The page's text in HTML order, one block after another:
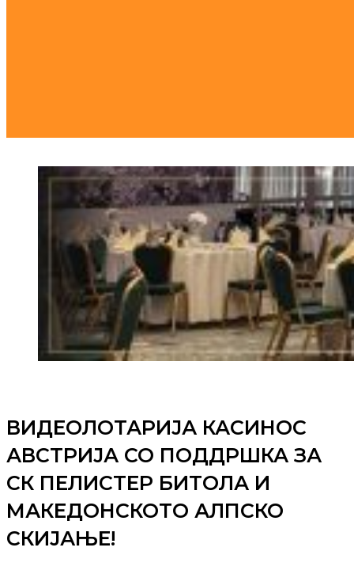
ВИДЕОЛОТАРИЈА КАСИНОС
АВСТРИЈА СО ПОДДРШКА ЗА
СК ПЕЛИСТЕР БИТОЛА И
МАКЕДОНСКОТО АЛПСКО
СКИЈАЊЕ!